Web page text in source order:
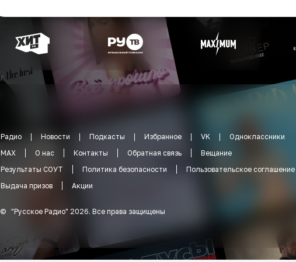
Радио Новости Подкасты Избранное VK
Одноклассники
MAX
О нас Контакты Обратная связь
Вещание
Результаты СОУТ
Политика безопасности
Пользовательское соглашение
Выдача призов
Акции
© "Русское Радио" 2026. Все права защищены